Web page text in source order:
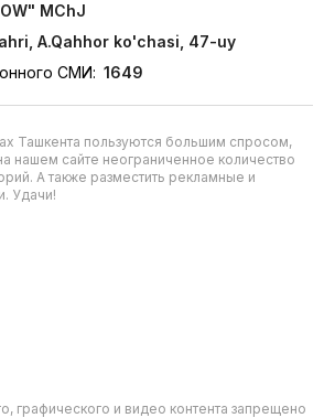
MChJ
A.Qahhor ko'chasi, 47-uy
СМИ: 1649
Ташкента пользуются большим спросом,
нашем сайте неограниченное количество
А также разместить рекламные и
Удачи!
графического и видео контента запрещено